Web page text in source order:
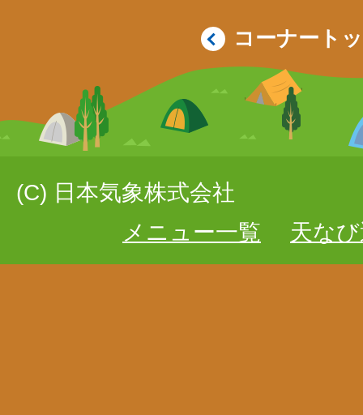
コーナート
(C) 日本気象株式会社
メニュー一覧
天な